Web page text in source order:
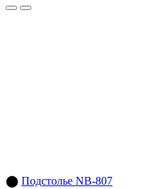
⬤ Подстолье NB-807